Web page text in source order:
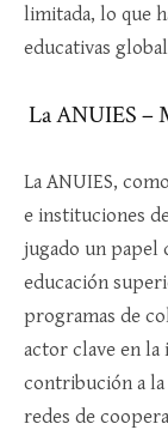
limitada, lo que
educativas
La ANUIES –
La ANUIES,
e instituciones
jugado un papel
educación
programas de
actor clave en la
contribución a la
redes de